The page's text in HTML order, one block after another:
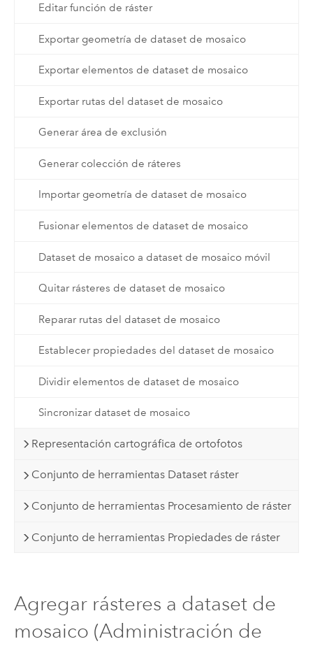
Editar función de ráster
Exportar geometría de dataset de mosaico
Exportar elementos de dataset de mosaico
Exportar rutas del dataset de mosaico
Generar área de exclusión
Generar colección de ráteres
Importar geometría de dataset de mosaico
Fusionar elementos de dataset de mosaico
Dataset de mosaico a dataset de mosaico móvil
Quitar rásteres de dataset de mosaico
Reparar rutas del dataset de mosaico
Establecer propiedades del dataset de mosaico
Dividir elementos de dataset de mosaico
Sincronizar dataset de mosaico
Representación cartográfica de ortofotos
Conjunto de herramientas Dataset ráster
Conjunto de herramientas Procesamiento de ráster
Conjunto de herramientas Propiedades de ráster
Agregar rásteres a dataset de
mosaico (Administración de